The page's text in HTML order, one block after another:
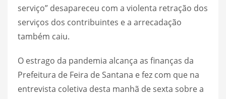
serviço” desapareceu com a violenta retração dos
serviços dos contribuintes e a arrecadação
também caiu.
O estrago da pandemia alcança as finanças da
Prefeitura de Feira de Santana e fez com que na
entrevista coletiva desta manhã de sexta sobre a